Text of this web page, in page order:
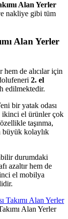
Alan Yerler
nakliye gibi tüm
Alan Yerler
hem de alıcılar için
2. el
edilmektedir.
bir yatak odası
ikinci el ürünler çok
taşınma,
büyük kolaylık
durumdaki
azaltır hem de
el mobilya
Alan Yerler